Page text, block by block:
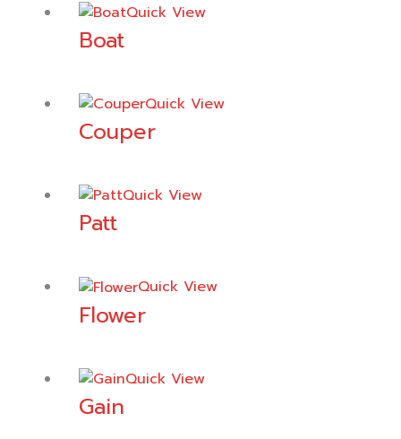
Quick View
Boat
Quick View
Couper
Quick View
Patt
Quick View
Flower
Quick View
Gain